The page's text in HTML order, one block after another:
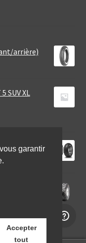
arrière)
SUV XL
garantir
Accepter
tout